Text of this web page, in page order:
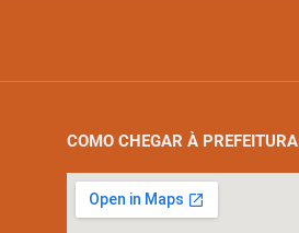
COMO CHEGAR À PREFEITURA